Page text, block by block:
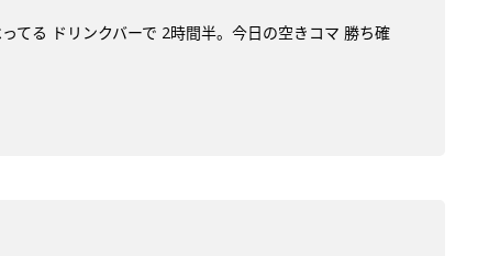
てる ドリンクバーで 2時間半。今日の空きコマ 勝ち確